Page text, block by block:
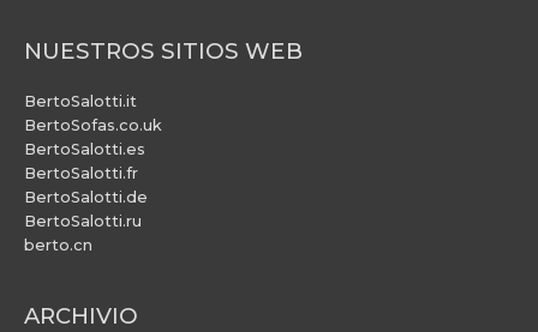
NUESTROS SITIOS WEB
BertoSalotti.it
BertoSofas.co.uk
BertoSalotti.es
BertoSalotti.fr
BertoSalotti.de
BertoSalotti.ru
berto.cn
ARCHIVIO
ARCHIVIO